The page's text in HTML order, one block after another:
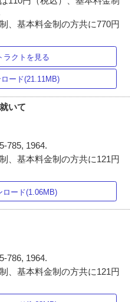
、基本料金制の方共に770円
ラクトを見る
ード(21.11MB)
いて
785, 1964.
、基本料金制の方共に121円
ロード(1.06MB)
786, 1964.
、基本料金制の方共に121円